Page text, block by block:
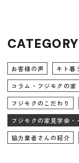
CATEGORY
お客様の声 キト暮
コラム・フジモクの家
フジモクのこだわり
フジモクの家見学会・
協力業者さんの紹介